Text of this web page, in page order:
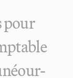
pour